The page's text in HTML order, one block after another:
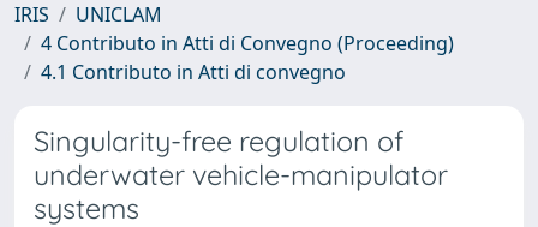
IRIS
UNICLAM
4 Contributo in Atti di Convegno (Proceeding)
4.1 Contributo in Atti di convegno
Singularity-free regulation of
underwater vehicle-manipulator
systems